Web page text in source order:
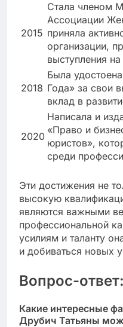
2015
Стала членом
Ассоциации
приняла
организации,
выступления
2018
Была
Года» за свои
вклад в
2020
Написала и
«Право и
юристов»,
среди
Эти достижения не
высокую
являются важными
профессиональной
усилиям и таланту
и добиваться новых
Вопрос-ответ:
Какие интересные
Друбич Татьяны